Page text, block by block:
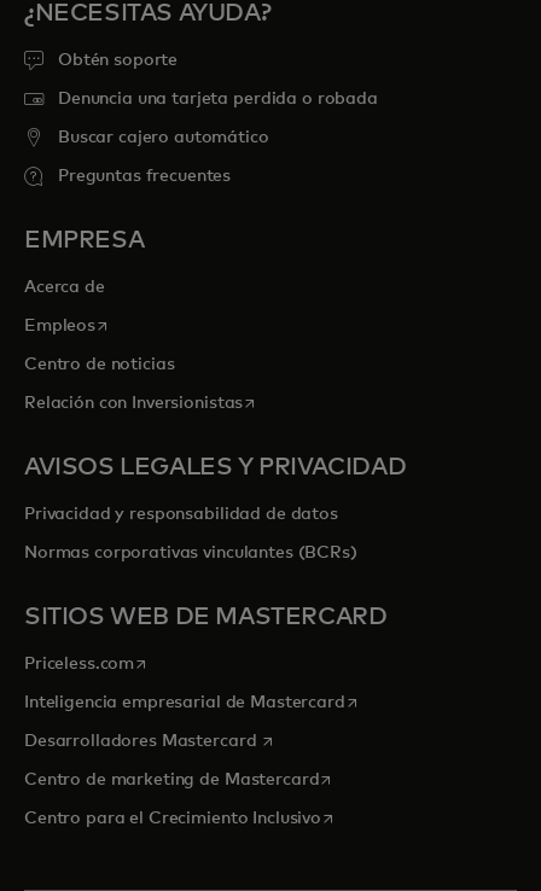
¿NECESITAS AYUDA?
Obtén soporte
Denuncia una tarjeta perdida o robada
Buscar cajero automático
Preguntas frecuentes
EMPRESA
Acerca de
Empleosse abre en una pestaña nueva
Centro de noticias
Relación con Inversionistasse abre en una pestaña nueva
AVISOS LEGALES Y PRIVACIDAD
Privacidad y responsabilidad de datos
Normas corporativas vinculantes (BCRs)
SITIOS WEB DE MASTERCARD
Priceless.com se abre en una pestaña nueva
Inteligencia empresarial de Mastercardse abre en una pestaña
Desarrolladores Mastercard se abre en una pestaña nueva
Centro de marketing de Mastercardse abre en una pestaña
Centro para el Crecimiento Inclusivose abre en una pestaña